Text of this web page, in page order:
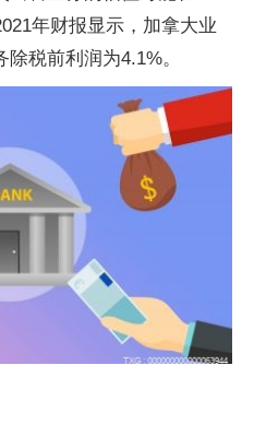
年财报显示，加拿大业
税前利润为4.1%。